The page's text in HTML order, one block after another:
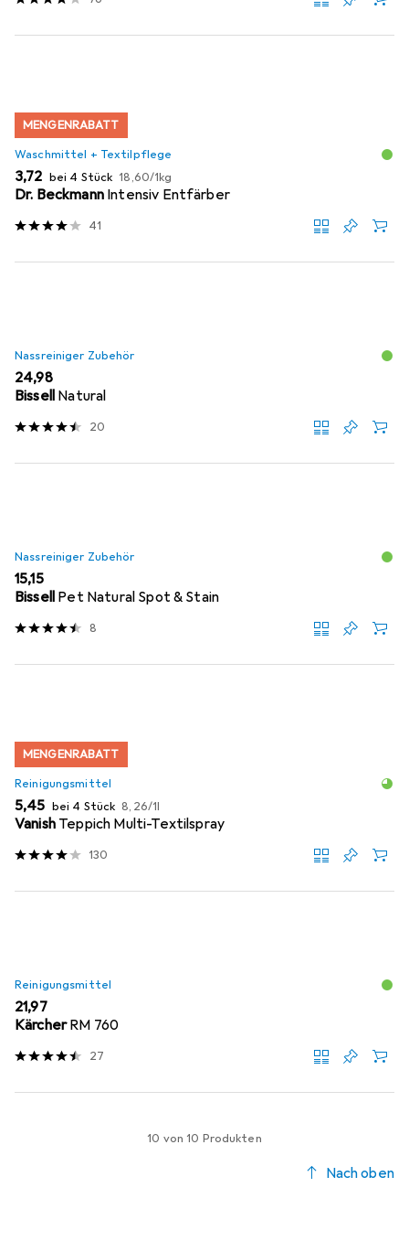
MENGENRABATT
Waschmittel + Textilpflege
EUR
3,72 bei 4 Stück EUR
18,60/1kg
Dr. Beckmann Intensiv Entfärber
41
Nassreiniger Zubehör
EUR
24,98
Bissell Natural
20
Nassreiniger Zubehör
EUR
15,15
Bissell Pet Natural Spot & Stain
8
MENGENRABATT
Reinigungsmittel
EUR
5,45 bei 4 Stück EUR
8,26/1l
Vanish Teppich Multi-Textilspray
130
Reinigungsmittel
EUR
21,97
KärcherRM 760
27
10 von 10 Produkten
Nach oben